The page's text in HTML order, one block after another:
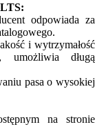
odpowiada za
i wytrzymałość
umożliwia długą
pasa o wysokiej
na stronie